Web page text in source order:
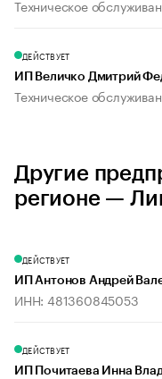
Техническое
ДЕЙСТВУЕТ
ИП Величко Дмитрий
Техническое
Другие
регионе —
ДЕЙСТВУЕТ
ИП Антонов Андрей
ИНН: 481360845053
ДЕЙСТВУЕТ
ИП Почитаева Инна